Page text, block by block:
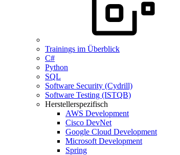
Trainings im Überblick
C#
Python
SQL
Software Security (Cydrill)
Software Testing (ISTQB)
Herstellerspezifisch
AWS Development
Cisco DevNet
Google Cloud Development
Microsoft Development
Spring